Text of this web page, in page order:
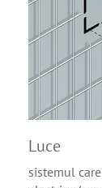
Luce
sistemul